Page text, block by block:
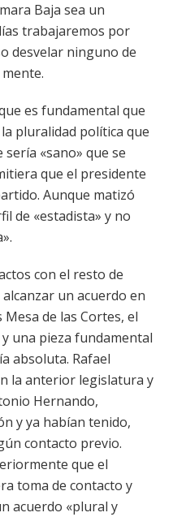
Baja sea un
trabajaremos por
desvelar ninguno de
es fundamental que
pluralidad política que
«sano» que se
que el presidente
Aunque matizó
de «estadista» y no
con el resto de
un acuerdo en
de las Cortes, el
una pieza fundamental
absoluta. Rafael
la anterior legislatura y
Hernando,
y ya habían tenido,
contacto previo.
que el
toma de contacto y
acuerdo «plural y